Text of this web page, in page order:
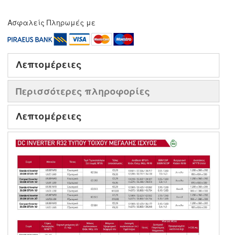
Ασφαλείς Πληρωμές με
Λεπτομέρειες
Περισσότερες πληροφορίες
Λεπτομέρειες